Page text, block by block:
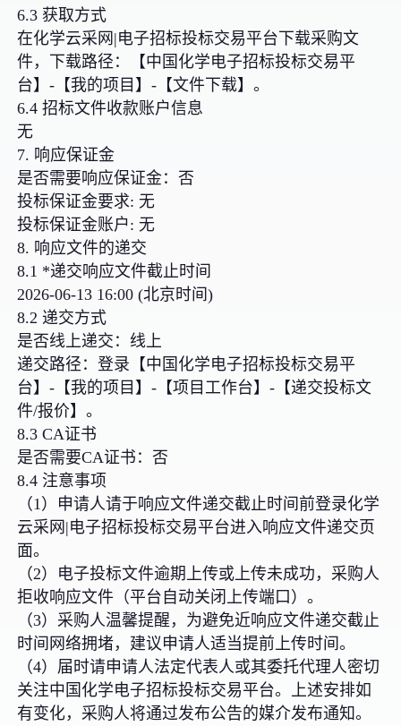
6.3 获取方式
在化学云采网|电子招标投标交易平台下载采购文
件，下载路径：【中国化学电子招标投标交易平
台】-【我的项目】-【文件下载】。
6.4 招标文件收款账户信息
无
7. 响应保证金
是否需要响应保证金：否
投标保证金要求: 无
投标保证金账户: 无
8. 响应文件的递交
8.1 *递交响应文件截止时间
2026-06-13 16:00 (北京时间)
8.2 递交方式
是否线上递交：线上
递交路径：登录【中国化学电子招标投标交易平
台】-【我的项目】-【项目工作台】-【递交投标文
件/报价】。
8.3 CA证书
是否需要CA证书：否
8.4 注意事项
（1）申请人请于响应文件递交截止时间前登录化学
云采网|电子招标投标交易平台进入响应文件递交页
面。
（2）电子投标文件逾期上传或上传未成功，采购人
拒收响应文件（平台自动关闭上传端口）。
（3）采购人温馨提醒，为避免近响应文件递交截止
时间网络拥堵，建议申请人适当提前上传时间。
（4）届时请申请人法定代表人或其委托代理人密切
关注中国化学电子招标投标交易平台。上述安排如
有变化，采购人将通过发布公告的媒介发布通知。